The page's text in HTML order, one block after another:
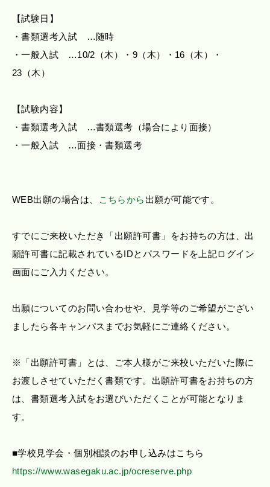
【試験日】
・書類選考入試 …随時
・一般入試 …10/2（木）・9（木）・16（木）・
23（木）
【試験内容】
・書類選考入試 …書類選考（場合により面接）
・一般入試 …面接・書類選考
WEB出願の場合は、 こちらから 出願が可能です。
すでにご来校いただき「出願許可書」をお持ちの方は、出
願許可書に記載されているIDとパスワードを上記ログイン
画面にご入力ください。
出願についてのお問い合わせや、見学等のご希望がござい
ましたら各キャンパスまでお気軽にご連絡ください。
※「出願許可書」とは、ご本人様がご来校いただいた際に
お渡しさせていただく書類です。出願許可書をお持ちの方
は、書類選考入試をお選びいただくことが可能となりま
す。
■学校見学会・個別相談のお申し込みはこちら
https://www.wasegaku.ac.jp/ocreserve.php